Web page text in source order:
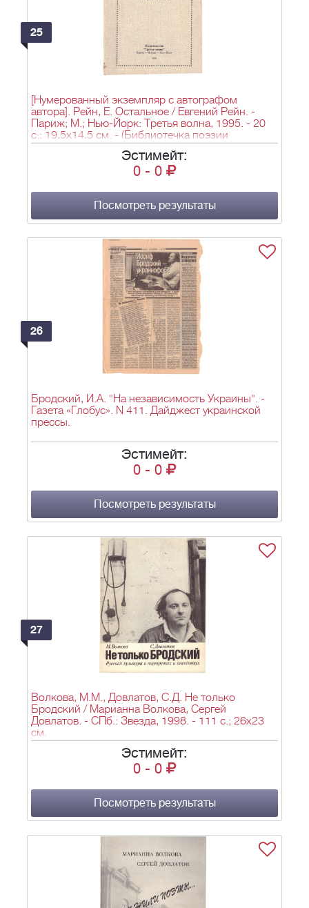
25
[Нумерованный экземпляр с автографом
автора]. Рейн, Е. Остальное / Евгений Рейн. -
Париж; М.; Нью-Йорк: Третья волна, 1995. - 20
c.; 19,5х14,5 см. - (Библиотечка поэзии
«Стрельца»).
Эстимейт:
0 - 0
Посмотреть результаты
26
Бродский, И.А. "На независимость Украины". -
Газета «Глобус». N 411. Дайджест украинской
прессы.
Эстимейт:
0 - 0
Посмотреть результаты
27
Волкова, М.М., Довлатов, С.Д. Не только
Бродский / Марианна Волкова, Сергей
Довлатов. - СПб.: Звезда, 1998. - 111 с.; 26x23
см.
Эстимейт:
0 - 0
Посмотреть результаты